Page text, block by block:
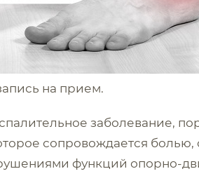
на прием.
заболевание,
сопровождается
функций опорно-